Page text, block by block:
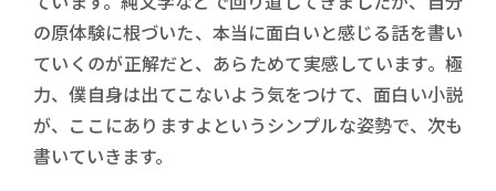
の原体験に根づいた、本当に面白いと感じる話を書い
ていくのが正解だと、あらためて実感しています。極
力、僕自身は出てこないよう気をつけて、面白い小説
が、ここにありますよというシンプルな姿勢で、次も
書いていきます。